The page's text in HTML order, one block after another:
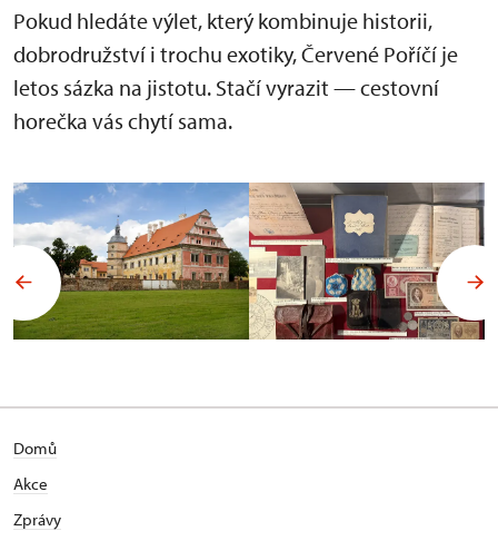
Pokud hledáte výlet, který kombinuje historii,
dobrodružství i trochu exotiky, Červené Poříčí je
letos sázka na jistotu. Stačí vyrazit — cestovní
horečka vás chytí sama.
Domů
Akce
Zprávy